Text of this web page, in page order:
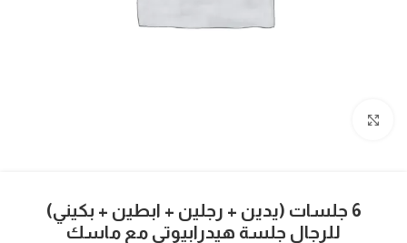
6 جلسات (يدين + رجلين + ابطين + بكيني)
للرجال جلسة هيدرابيوتي مع ماسك